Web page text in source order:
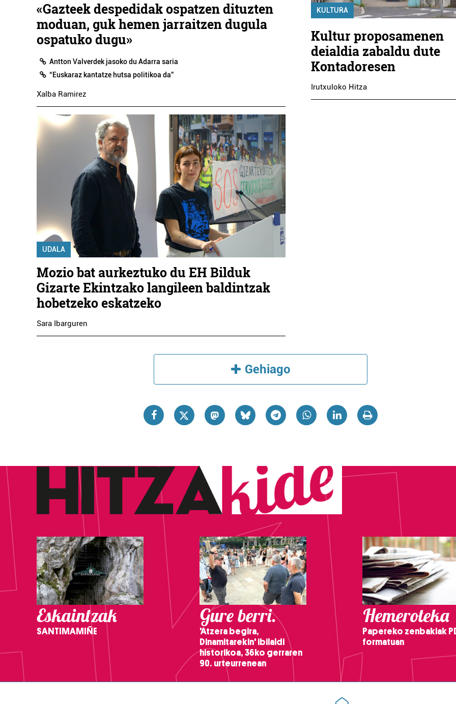
«Gazteek despedidak ospatzen dituzten
moduan, guk hemen jarraitzen dugula
ospatuko dugu»
Antton Valverdek jasoko du Adarra saria
“Euskaraz kantatze hutsa politikoa da”
Xalba Ramirez
UDALA
Mozio bat aurkeztuko du EH Bilduk
Gizarte Ekintzako langileen baldintzak
hobetzeko eskatzeko
Sara Ibarguren
KULTURA
Kultur proposamenen
deialdia zabaldu dute
Kontadoresen
Irutxuloko Hitza
Gehiago
Eskaintzak
SANTIMAMIÑE
Gure berri.
'Atzera begira,
Dinamitarekin' ibilaldi
historikoa, 36ko gerraren
90. urteurrenean
Hemeroteka
Papereko zenbakiak
formatuan